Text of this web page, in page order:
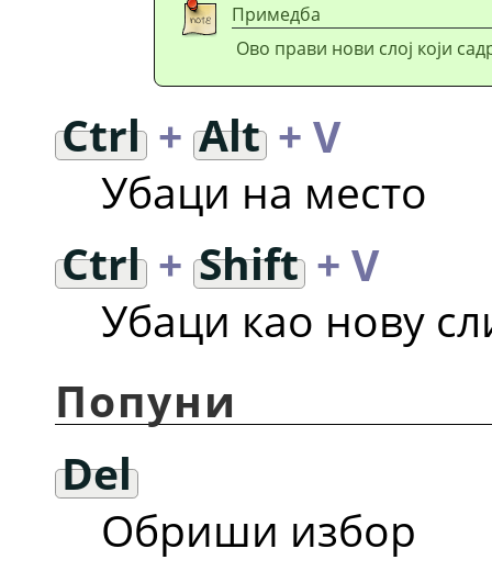
Примедба
Ово прави нови слој који
Ctrl+ Alt + V
Убаци на место
Ctrl+ Shift + V
Убаци као нову
Попуни
Del
Обриши избор